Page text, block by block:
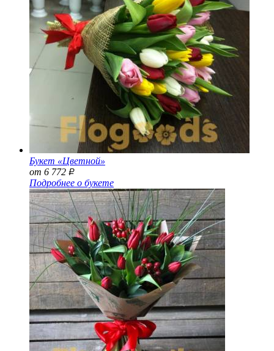
Букет «Цветной»
от 6 772 Р
Подробнее о букете